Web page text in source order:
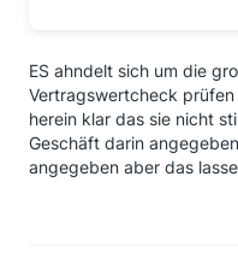
ES ahndelt sich um die
Vertragswertcheck
herein klar das sie nicht
Geschäft darin
angegeben aber das